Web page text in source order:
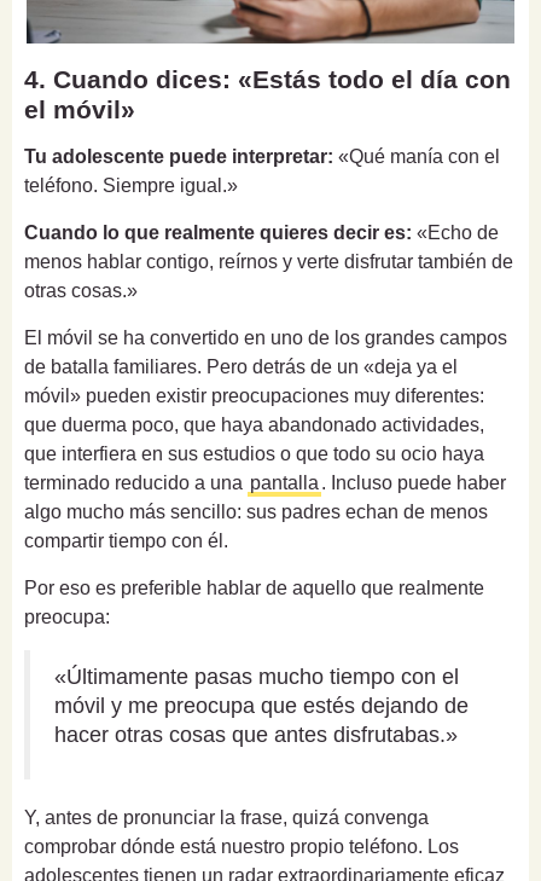
4. Cuando dices: «Estás todo el día con
el móvil»
Tu adolescente puede interpretar: «Qué manía con el
teléfono. Siempre igual.»
Cuando lo que realmente quieres decir es: «Echo de
menos hablar contigo, reírnos y verte disfrutar también de
otras cosas.»
El móvil se ha convertido en uno de los grandes campos
de batalla familiares. Pero detrás de un «deja ya el
móvil» pueden existir preocupaciones muy diferentes:
que duerma poco, que haya abandonado actividades,
que interfiera en sus estudios o que todo su ocio haya
terminado reducido a una pantalla . Incluso puede haber
algo mucho más sencillo: sus padres echan de menos
compartir tiempo con él.
Por eso es preferible hablar de aquello que realmente
preocupa:
«Últimamente pasas mucho tiempo con el
móvil y me preocupa que estés dejando de
hacer otras cosas que antes disfrutabas.»
Y, antes de pronunciar la frase, quizá convenga
comprobar dónde está nuestro propio teléfono. Los
adolescentes tienen un radar extraordinariamente eficaz